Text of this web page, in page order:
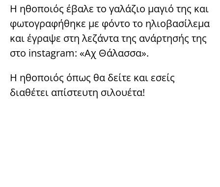
H ηθοποιός έβαλε το γαλάζιο μαγιό της και
φωτογραφήθηκε με φόντο το ηλιοβασίλεμα
και έγραψε στη λεζάντα της ανάρτησής της
στο instagram: «Αχ Θάλασσα».
Η ηθοποιός όπως θα δείτε και εσείς
διαθέτει απίστευτη σιλουέτα!